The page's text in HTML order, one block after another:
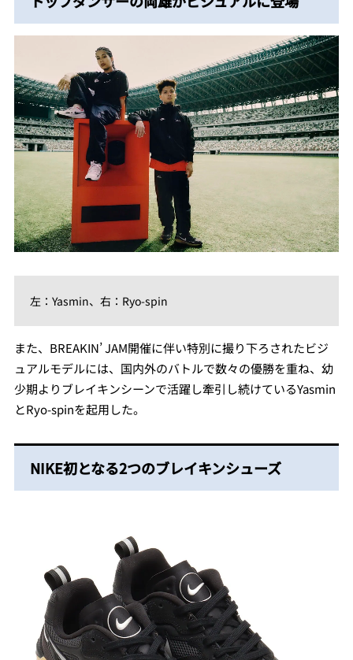
左：Yasmin、右：Ryo-spin
また、BREAKIN’ JAM開催に伴い特別に撮り下ろされたビジ
ュアルモデルには、国内外のバトルで数々の優勝を重ね、幼
少期よりブレイキンシーンで活躍し牽引し続けているYasmin
とRyo-spinを起用した。
NIKE初となる2つのブレイキンシューズ